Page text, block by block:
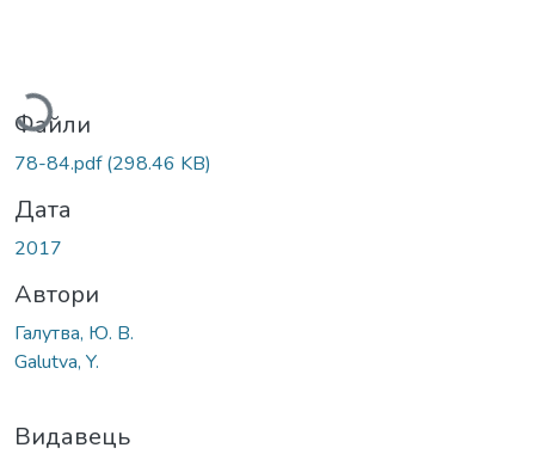
Файли
78-84.pdf(298.46 KB)
Дата
2017
Автори
Галутва, Ю. В.
Galutva, Y.
Видавець